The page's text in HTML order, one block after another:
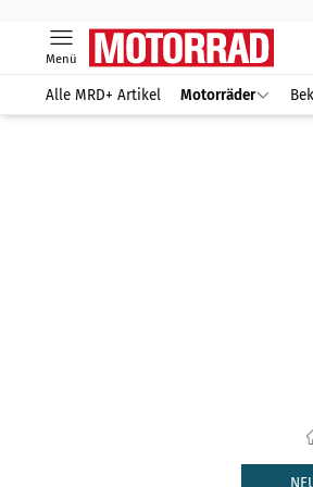
Menü
Alle MRD+ Artikel Motorräder